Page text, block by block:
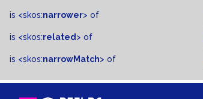
is <skos:narrower> of
is <skos:related > of
is <skos:narrowMatch> of